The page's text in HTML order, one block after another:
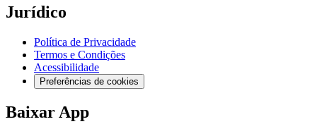
Jurídico
Política de Privacidade
Termos e Condições
Acessibilidade
Preferências de cookies
Baixar App